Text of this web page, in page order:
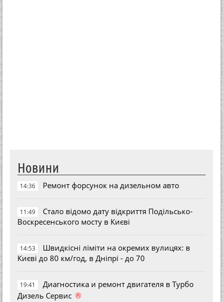
Новини
14:36 Ремонт форсунок на дизельном авто
11:49
Стало відомо дату відкриття Подільсько-
Воскресенського мосту в Києві
14:53
Швидкісні ліміти на окремих вулицях: в
Києві до 80 км/год, в Дніпрі - до 70
19:41
Диагностика и ремонт двигателя в Турбо
Дизель Сервис ®